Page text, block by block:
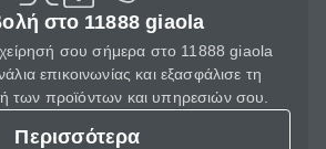
στο 11888 giaola
σου σήμερα στο 11888 giaola
επικοινωνίας και εξασφάλισε τη
των προϊόντων και υπηρεσιών σου.
Περισσότερα